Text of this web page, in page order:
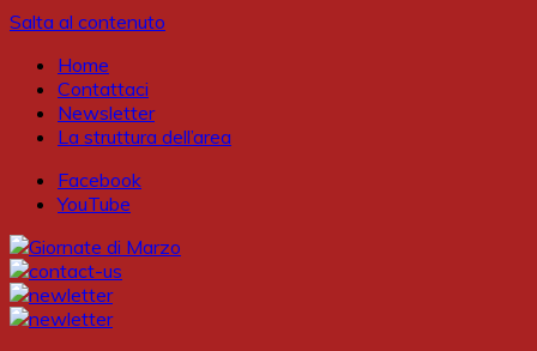
Salta al contenuto
Home
Contattaci
Newsletter
La struttura dell’area
Facebook
YouTube